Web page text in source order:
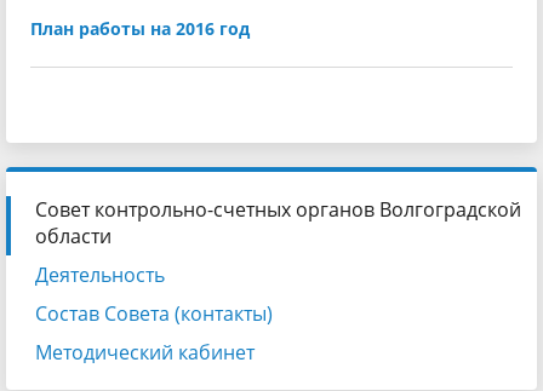
План работы на 2016 год
Совет контрольно-счетных органов Волгоградской
области
Деятельность
Состав Совета (контакты)
Методический кабинет